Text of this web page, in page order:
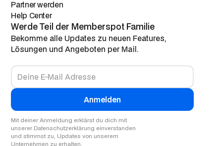
Partner werden
Help Center
Werde Teil der Memberspot Familie
Bekomme alle Updates zu neuen Features,
Lösungen und Angeboten per Mail.
Mit deiner Anmeldung erklärst du dich mit
unserer Datenschutzerklärung einverstanden
und stimmst zu, Updates von unserem
Unternehmen zu erhalten.